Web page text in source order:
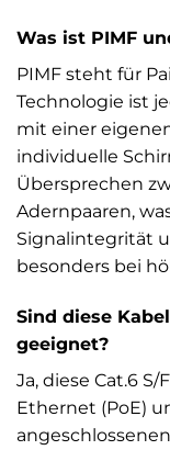
Was ist PIMF
PIMF steht für
Technologie ist
mit einer
individuelle
Übersprechen
Adernpaaren,
Signalintegrität
besonders bei
Sind diese
geeignet?
Ja, diese Cat.6
Ethernet (PoE)